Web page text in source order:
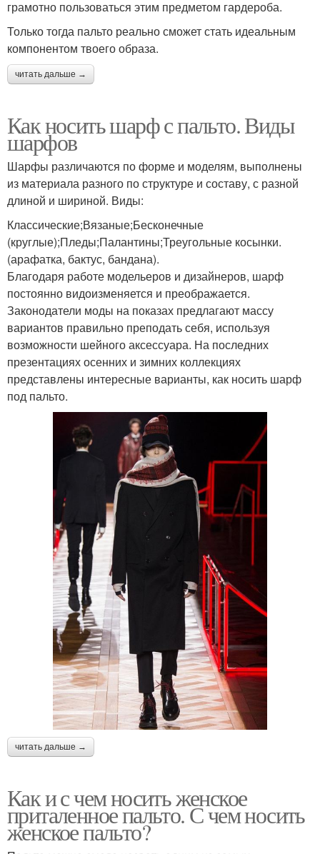
грамотно пользоваться этим предметом гардероба.
Только тогда пальто реально сможет стать идеальным
компонентом твоего образа.
читать дальше →
Как носить шарф с пальто. Виды
шарфов
Шарфы различаются по форме и моделям, выполнены
из материала разного по структуре и составу, с разной
длиной и шириной. Виды:
Классические;Вязаные;Бесконечные
(круглые);Пледы;Палантины;Треугольные косынки.
(арафатка, бактус, бандана).
Благодаря работе модельеров и дизайнеров, шарф
постоянно видоизменяется и преображается.
Законодатели моды на показах предлагают массу
вариантов правильно преподать себя, используя
возможности шейного аксессуара. На последних
презентациях осенних и зимних коллекциях
представлены интересные варианты, как носить шарф
под пальто.
читать дальше →
Как и с чем носить женское
приталенное пальто. С чем носить
женское пальто?